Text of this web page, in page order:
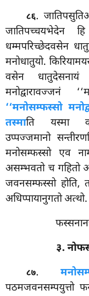
८६.
जातिपच्चयभेदेन
धम्मपरिच्छेदवसेन
मनोधातुयो.
वसेन धातुदेसनायं
मनोद्वारावज्जनं
‘‘मनोसम्फस्सो
तस्माति यस्मा
उप्पज्जमानो
मनोसम्फस्सो एव
असम्भवतो च गहितो
जवनसम्फस्सो होति,
अधिप्पायानुगतो अत्थो.
३.
८७.
पठमजवनसम्पयुत्तो